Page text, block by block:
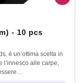
- 10 pcs
è un’ottima scelta in
alle carpe,